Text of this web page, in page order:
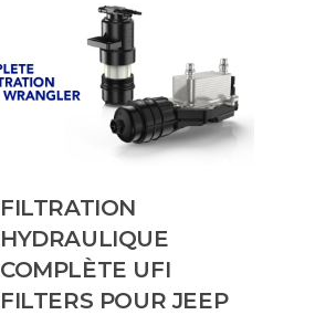
FILTRATION
HYDRAULIQUE
COMPLÈTE UFI
FILTERS POUR JEEP